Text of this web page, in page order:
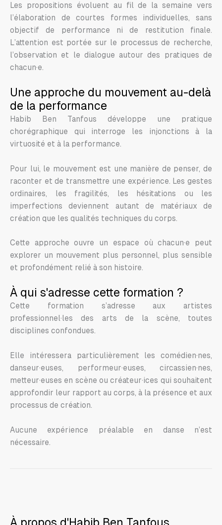
Les propositions évoluent au fil de la semaine vers
l’élaboration de courtes formes individuelles, sans
objectif de performance ni de restitution finale.
L’attention est portée sur le processus de recherche,
l’observation et le dialogue autour des pratiques de
chacun·e.
Une approche du mouvement au-delà
de la performance
Habib Ben Tanfous développe une pratique
chorégraphique qui interroge les injonctions à la
virtuosité et à la performance.
Pour lui, le mouvement est une manière de penser, de
raconter et de transmettre une expérience. Les gestes
ordinaires, les fragilités, les hésitations ou les
imperfections deviennent autant de matériaux de
création que les qualités techniques du corps.
Cette approche ouvre un espace où chacun·e peut
explorer un mouvement plus personnel, plus sensible
et profondément relié à son histoire.
À qui s'adresse cette formation ?
Cette formation s’adresse aux artistes
professionnel·les des arts de la scène, toutes
disciplines confondues.
Elle intéressera particulièrement les comédien·nes,
danseur·euses, performeur·euses, circassien·nes,
metteur·euses en scène ou créateur·ices qui souhaitent
approfondir leur rapport au corps, à la présence et aux
processus de création.
Aucune expérience préalable en danse n’est
nécessaire.
À propos d'Habib Ben Tanfous